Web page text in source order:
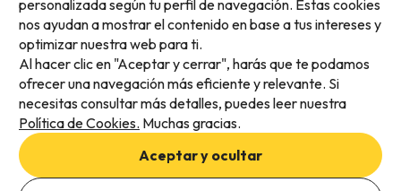
Métodos de pago disponibles
Condiciones generales
Privacidad de datos
personalizada según tu perfil de navegación. Estas cookies
nos ayudan a mostrar el contenido en base a tus intereses y
optimizar nuestra web para ti.
Al hacer clic en "Aceptar y cerrar", harás que te podamos
ofrecer una navegación más eficiente y relevante. Si
necesitas consultar más detalles, puedes leer nuestra
Política de Cookies. Muchas gracias.
Aceptar y ocultar